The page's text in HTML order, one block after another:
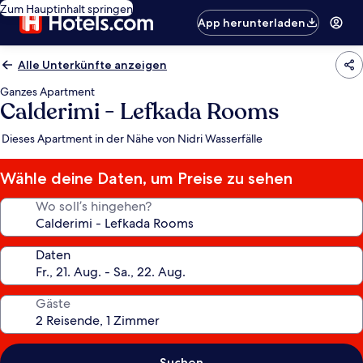
Zum Hauptinhalt springen
App herunterladen
Alle Unterkünfte anzeigen
Ganzes Apartment
Calderimi - Lefkada Rooms
Dieses Apartment in der Nähe von Nidri Wasserfälle
Wähle deine Daten, um Preise zu sehen
Wo soll’s hingehen?
Daten
Gäste